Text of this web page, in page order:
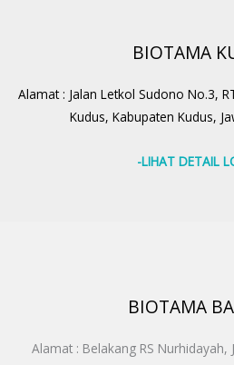
BIOTAMA
Alamat : Jalan Letkol Sudono No.3,
Kudus, Kabupaten Kudus,
-LIHAT DETAIL
BIOTAMA
Alamat : Belakang RS Nurhidayah,